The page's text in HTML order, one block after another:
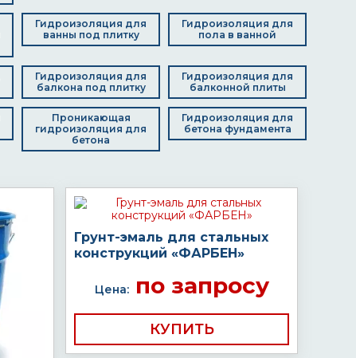
Гидроизоляция для
ванны под плитку
Гидроизоляция для
пола в ванной
Гидроизоляция для
балкона под плитку
Гидроизоляция для
балконной плиты
Проникающая
гидроизоляция для
бетона
Гидроизоляция для
бетона фундамента
Грунт-эмаль для стальных
конструкций «ФАРБЕН»
Цена:по запросу
КУПИТЬ